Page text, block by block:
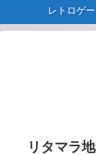
レトロゲ
リタマラ